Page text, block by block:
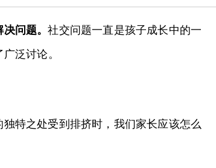
决问题。社交问题一直是孩子成长中的一
泛讨论。
特之处受到排挤时，我们家长应该怎么